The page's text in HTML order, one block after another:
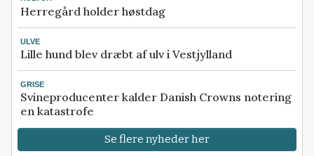
Herregård holder høstdag
ULVE
Lille hund blev dræbt af ulv i Vestjylland
GRISE
Svineproducenter kalder Danish Crowns notering
en katastrofe
Se flere nyheder her